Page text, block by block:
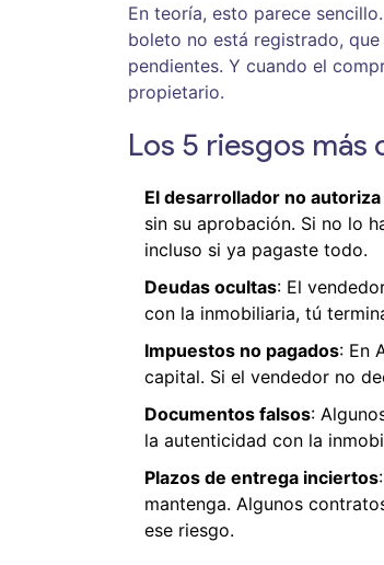
En teoría, esto parece
boleto no está registrado,
pendientes. Y cuando el
propietario.
Los 5 riesgos más
El desarrollador no
sin su aprobación. Si no lo
incluso si ya pagaste todo.
Deudas ocultas: El
con la inmobiliaria, tú
Impuestos no pagados: En
capital. Si el vendedor no
Documentos falsos:
la autenticidad con la
Plazos de entrega inciertos
mantenga. Algunos
ese riesgo.